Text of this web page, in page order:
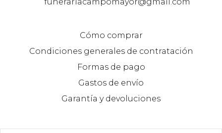
Cómo comprar
Condiciones generales de contratación
Formas de pago
Gastos de envío
Garantía y devoluciones